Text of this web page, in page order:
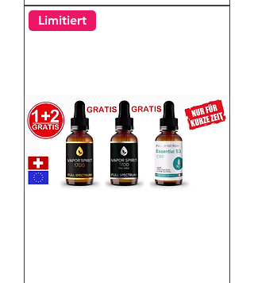
Limitiert